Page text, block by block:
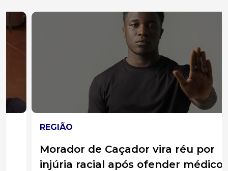
REGIÃO
Morador de Caçador vira réu por
injúria racial após ofender médico